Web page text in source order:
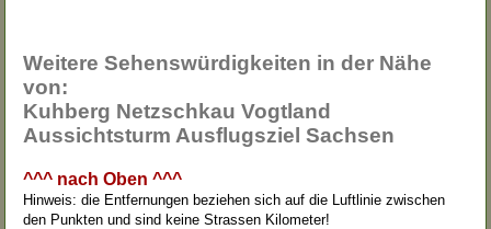
Weitere Sehenswürdigkeiten in der Nähe
von:
Kuhberg Netzschkau Vogtland
Aussichtsturm Ausflugsziel Sachsen
^^^ nach Oben ^^^
Hinweis: die Entfernungen beziehen sich auf die Luftlinie zwischen
den Punkten und sind keine Strassen Kilometer!